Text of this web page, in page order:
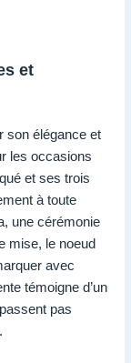
et
son élégance et
les occasions
et ses trois
à toute
une cérémonie
mise, le noeud
avec
témoigne d’un
pas